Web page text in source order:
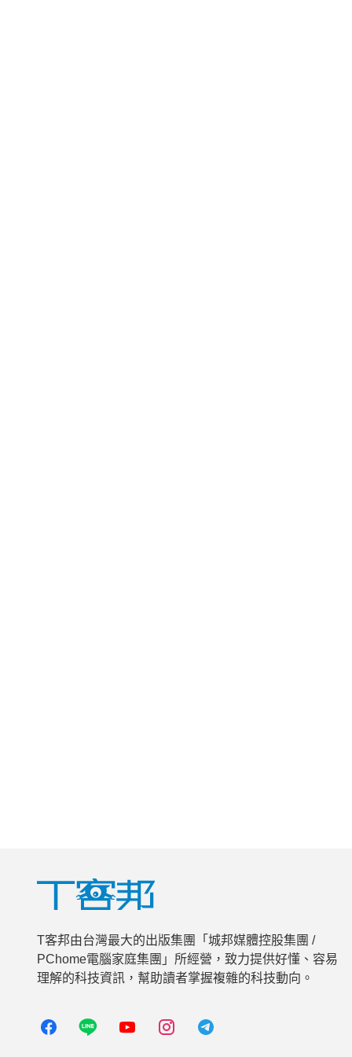
T客邦由台灣最大的出版集團「城邦媒體控股集團 /
PChome電腦家庭集團」所經營，致力提供好懂、容易
理解的科技資訊，幫助讀者掌握複雜的科技動向。